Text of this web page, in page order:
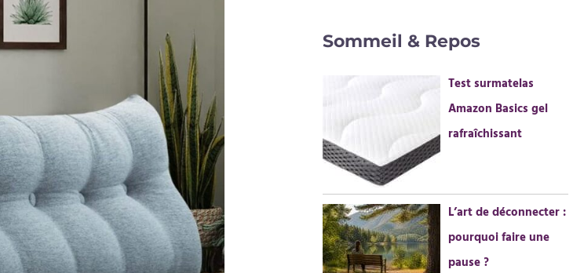
h
h
r
:
Sommeil & Repos
Test surmatelas
Amazon Basics gel
rafraîchissant
L’art de déconnecter :
pourquoi faire une
pause ?